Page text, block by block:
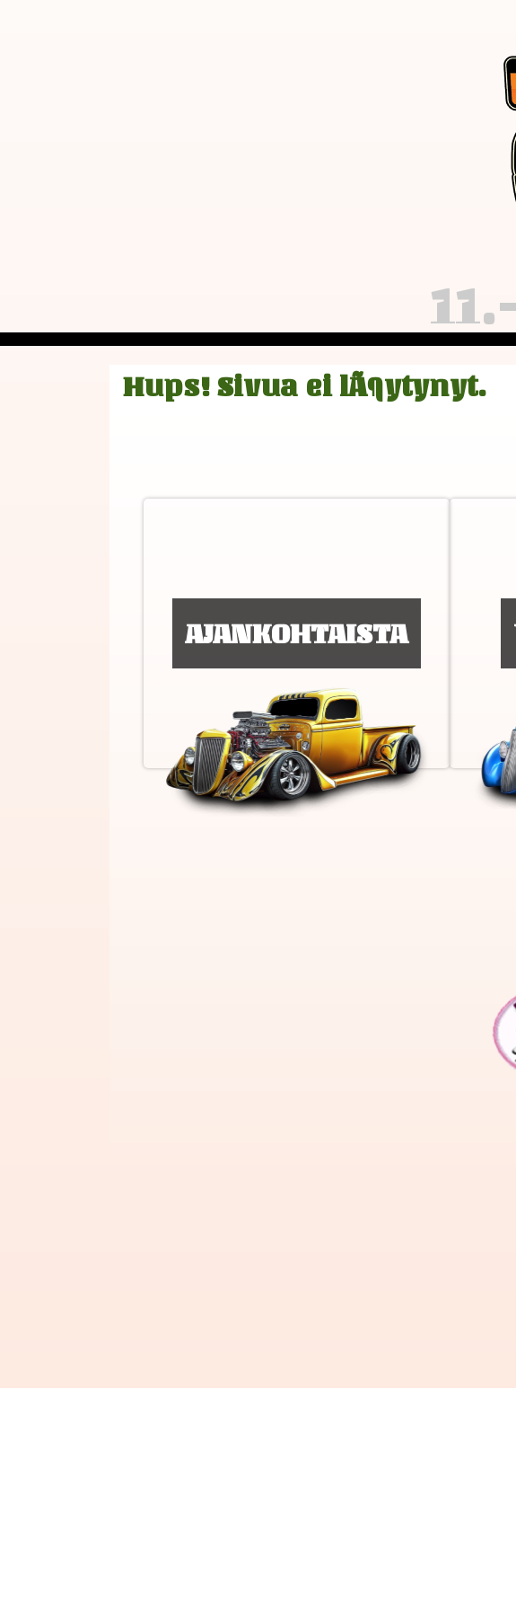
Hups! Sivua ei lÃ¶ytynyt.
AJANKOHTAISTA